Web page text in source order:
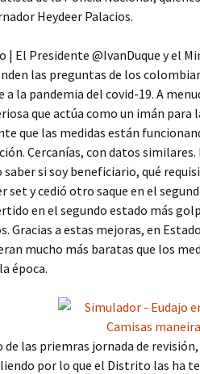
Heydeer Palacios.
| El Presidente @IvanDuque y el
las preguntas de los
a la pandemia del covid-19. A
que actúa como un imán para
que las medidas están
Cercanías, con datos similares.
saber si soy beneficiario, qué
set y cedió otro saque en el
en el segundo estado más
Gracias a estas mejoras, en
mucho más baratas que los
época.
de las priemras jornada de
por lo que el Distrito las ha